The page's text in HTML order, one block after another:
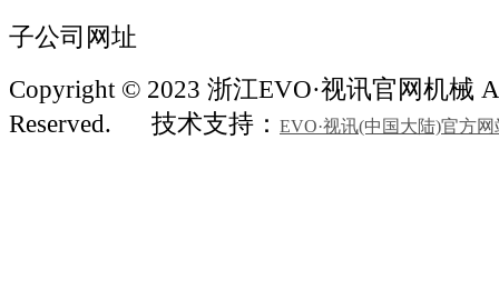
子公司网址
Copyright © 2023 浙江EVO·视讯官网机械
Reserved.
技术支持： EVO·视讯(中国大陆)官方网